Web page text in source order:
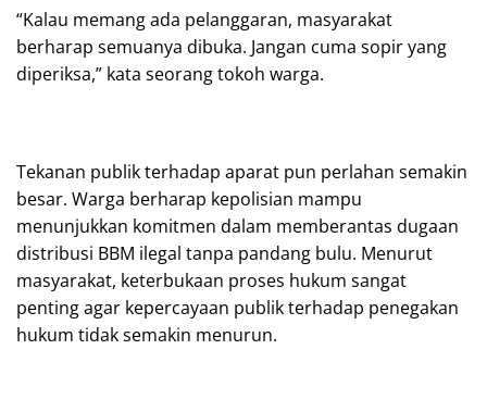
“Kalau memang ada pelanggaran, masyarakat
berharap semuanya dibuka. Jangan cuma sopir yang
diperiksa,” kata seorang tokoh warga.
Tekanan publik terhadap aparat pun perlahan semakin
besar. Warga berharap kepolisian mampu
menunjukkan komitmen dalam memberantas dugaan
distribusi BBM ilegal tanpa pandang bulu. Menurut
masyarakat, keterbukaan proses hukum sangat
penting agar kepercayaan publik terhadap penegakan
hukum tidak semakin menurun.